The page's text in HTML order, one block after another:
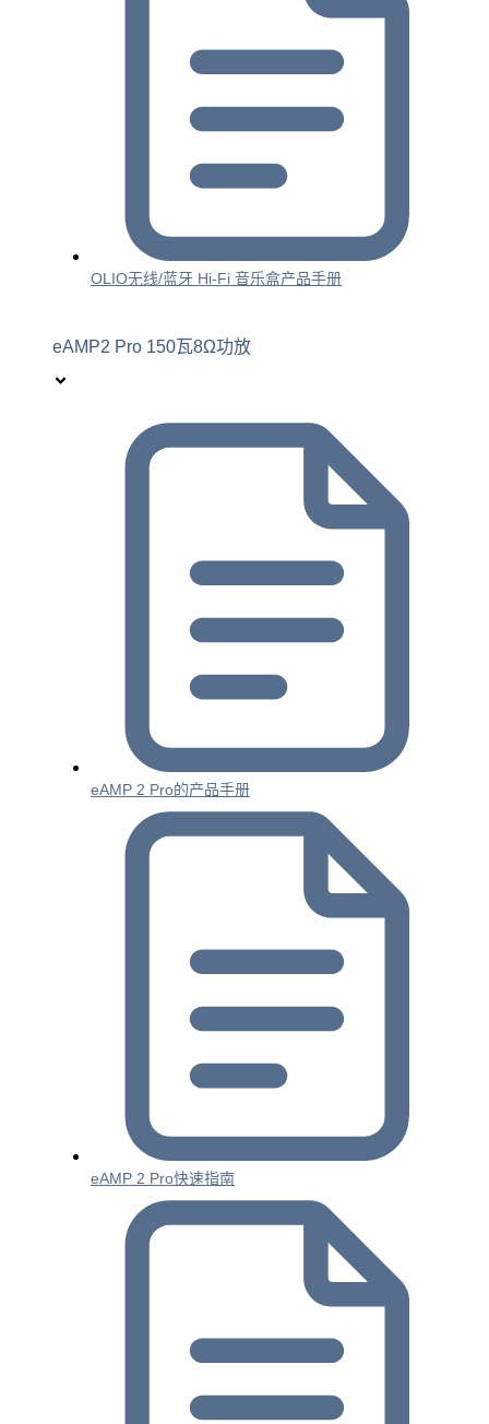
OLIO无线/蓝牙 Hi-Fi 音乐盒产品手册
eAMP2 Pro 150瓦8Ω功放
eAMP 2 Pro的产品手册
eAMP 2 Pro快速指南